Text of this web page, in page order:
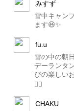
みすず
雪中キャン
ます😆✨
fu.u
雪の中の朝
デーランタ
びの楽しい
🙇‍♂️
CHAKU